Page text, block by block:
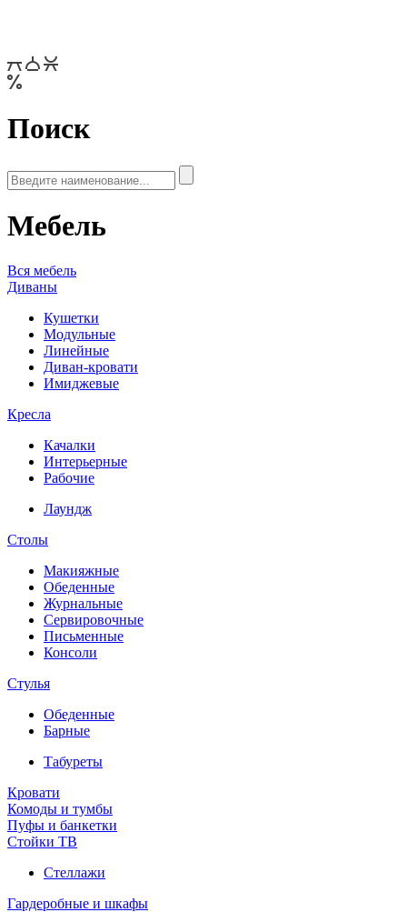
Поиск
Мебель
Вся мебель
Диваны
Кушетки
Модульные
Линейные
Диван-кровати
Имиджевые
Кресла
Качалки
Интерьерные
Рабочие
Лаундж
Столы
Макияжные
Обеденные
Журнальные
Сервировочные
Письменные
Консоли
Стулья
Обеденные
Барные
Табуреты
Кровати
Комоды и тумбы
Пуфы и банкетки
Стойки ТВ
Стеллажи
Гардеробные и шкафы